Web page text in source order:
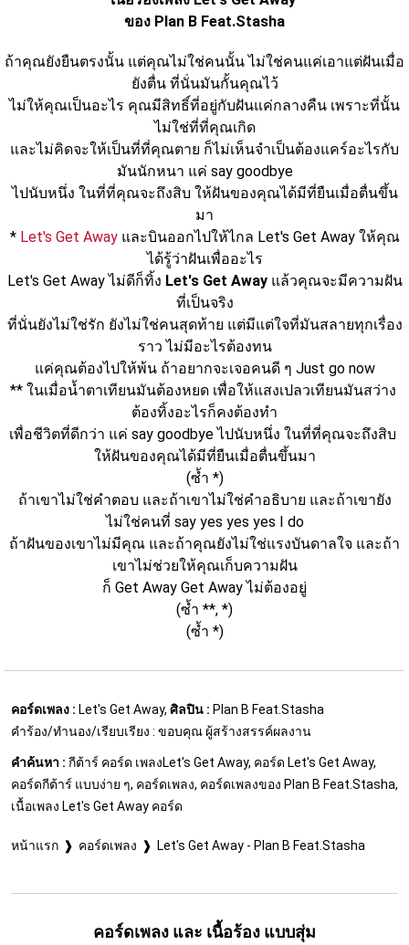
ของ Plan B Feat.Stasha
ถ้าคุณยังยืนตรงนั้น แต่คุณไม่ใช่คนนั้น ไม่ใช่คนแค่เอาแต่ฝันเมื่อ
ยังตื่น ที่นั่นมันกั้นคุณไว้
ไม่ให้คุณเป็นอะไร คุณมีสิทธิ์ที่อยู่กับฝันแค่กลางคืน เพราะที่นั้น
ไม่ใช่ที่ที่คุณเกิด
และไม่คิดจะให้เป็นที่ที่คุณตาย ก็ไม่เห็นจำเป็นต้องแคร์อะไรกับ
มันนักหนา แค่ say goodbye
ไปนับหนึ่ง ในที่ที่คุณจะถึงสิบ ให้ฝันของคุณได้มีที่ยืนเมื่อตื่นขึ้น
มา
* Let's Get Away และบินออกไปให้ไกล Let's Get Away ให้คุณ
ได้รู้ว่าฝันเพื่ออะไร
Let's Get Away ไม่ดีก็ทิ้ง Let's Get Away แล้วคุณจะมีความฝัน
ที่เป็นจริง
ที่นั่นยังไม่ใช่รัก ยังไม่ใช่คนสุดท้าย แต่มีแต่ใจที่มันสลายทุกเรื่อง
ราว ไม่มีอะไรต้องทน
แค่คุณต้องไปให้พ้น ถ้าอยากจะเจอคนดี ๆ Just go now
** ในเมื่อน้ำตาเทียนมันต้องหยด เพื่อให้แสงเปลวเทียนมันสว่าง
ต้องทิ้งอะไรก็คงต้องทำ
เพื่อชีวิตที่ดีกว่า แค่ say goodbye ไปนับหนึ่ง ในที่ที่คุณจะถึงสิบ
ให้ฝันของคุณได้มีที่ยืนเมื่อตื่นขึ้นมา
(ซ้ำ *)
ถ้าเขาไม่ใช่คำตอบ และถ้าเขาไม่ใช่คำอธิบาย และถ้าเขายัง
ไม่ใช่คนที่ say yes yes yes I do
ถ้าฝันของเขาไม่มีคุณ และถ้าคุณยังไม่ใช่แรงบันดาลใจ และถ้า
เขาไม่ช่วยให้คุณเก็บความฝัน
ก็ Get Away Get Away ไม่ต้องอยู่
(ซ้ำ **, *)
(ซ้ำ *)
คอร์ดเพลง : Let's Get Away, ศิลปิน : Plan B Feat.Stasha
คำร้อง/ทำนอง/เรียบเรียง : ขอบคุณ ผู้สร้างสรรค์ผลงาน
คำค้นหา : กีต้าร์ คอร์ด เพลงLet's Get Away, คอร์ด Let's Get Away,
คอร์ดกีต้าร์ แบบง่าย ๆ, คอร์ดเพลง, คอร์ดเพลงของ Plan B Feat.Stasha,
เนื้อเพลง Let's Get Away คอร์ด
หน้าแรก คอร์ดเพลง Let's Get Away - Plan B Feat.Stasha
คอร์ดเพลง และ เนื้อร้อง แบบสุ่ม